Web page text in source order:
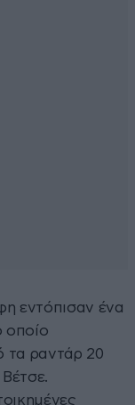
εντόπισαν ένα
οποίο
τα ραντάρ 20